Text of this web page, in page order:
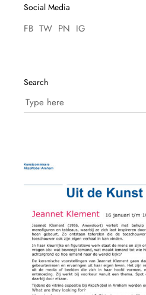
Social Media
FB TW PN IG
Search
Search
for: